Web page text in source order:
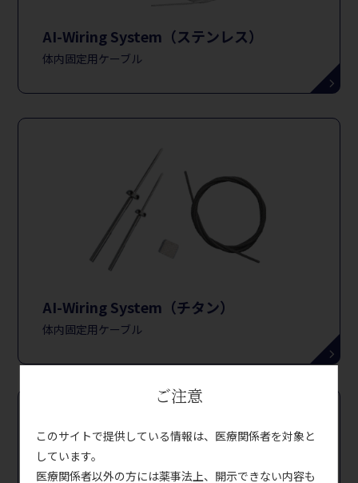
AI-Wiring System（ステンレス）
体内固定用ケーブル
AI-Wiring System（チタン）
体内固定用ケーブル
ご注意
このサイトで提供している情報は、医療関係者を対象と
しています。
医療関係者以外の方には薬事法上、開示できない内容も